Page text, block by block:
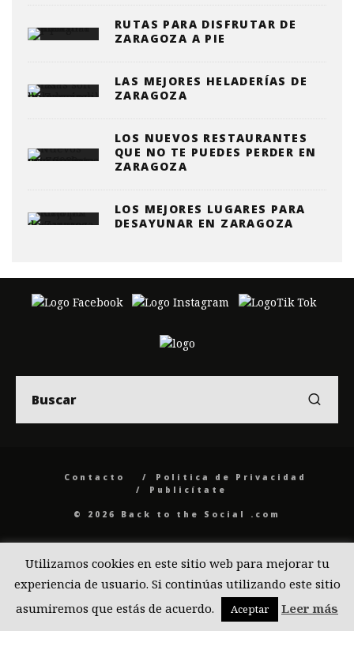
RUTAS PARA DISFRUTAR DE
ZARAGOZA A PIE
LAS MEJORES HELADERÍAS DE
ZARAGOZA
LOS NUEVOS RESTAURANTES
QUE NO TE PUEDES PERDER EN
ZARAGOZA
LOS MEJORES LUGARES PARA
DESAYUNAR EN ZARAGOZA
Contacto
Politica de Privacidad
Publicítate
© 2026 Back to the Social .com
Utilizamos cookies en este sitio web para mejorar tu
experiencia de usuario. Si continúas utilizando este sitio
asumiremos que estás de acuerdo.
Aceptar Leer más